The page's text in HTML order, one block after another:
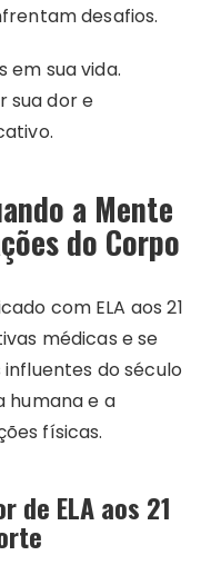
desafios.
em sua vida.
sua dor e
a Mente
do Corpo
com ELA aos 21
médicas e se
do século
humana e a
físicas.
de ELA aos 21